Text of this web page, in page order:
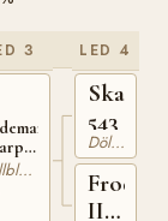
3
Kallblodig Travare
LED 4
543
Dölehäst
Frodina
II